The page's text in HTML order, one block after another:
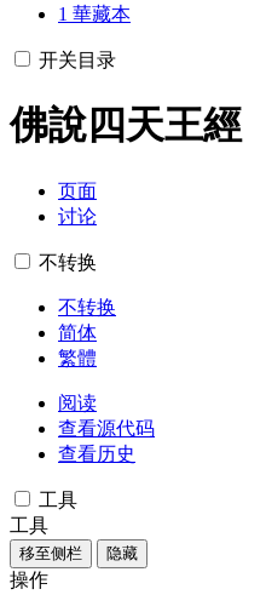
1 華藏本
开关目录
佛說四天王經
页面
讨论
不转换
不转换
简体
繁體
阅读
查看源代码
查看历史
工具
工具
移至侧栏 隐藏
操作